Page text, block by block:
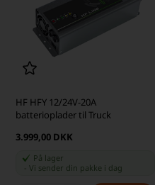
HF HFY 12/24V-20A
batterioplader til Truck
3.999,00 DKK
På lager
-Vi sender din pakke i dag